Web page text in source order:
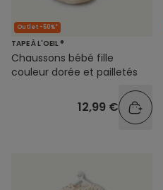
Outlet -50%*
TAPE À L'OEIL ®
Chaussons bébé fille
couleur dorée et pailletés
12,99 €